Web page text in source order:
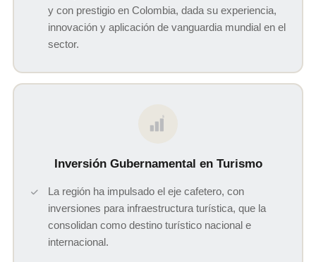
y con prestigio en Colombia, dada su experiencia,
innovación y aplicación de vanguardia mundial en el
sector.
$
Inversión Gubernamental en Turismo
La región ha impulsado el eje cafetero, con
inversiones para infraestructura turística, que la
consolidan como destino turístico nacional e
internacional.